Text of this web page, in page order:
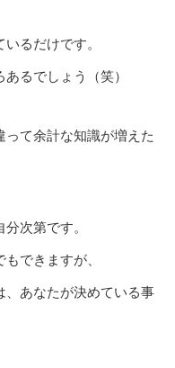
るだけです。
るでしょう（笑）
て余計な知識が増えた
次第です。
できますが、
、あなたが決めている事